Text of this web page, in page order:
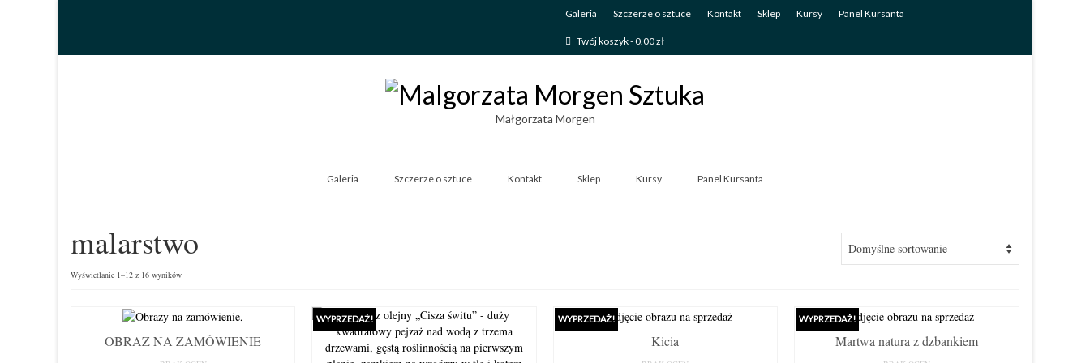
Galeria Szczerze o sztuce Kontakt Sklep Kursy Panel Kursanta
Twój koszyk-0.00zł
Małgorzata Morgen
Galeria Szczerze o sztuce Kontakt Sklep Kursy Panel Kursanta
malarstwo
Wyświetlanie 1–12 z 16 wyników
OBRAZ NA ZAMÓWIENIE
WYPRZEDAŻ! WYPRZEDAŻ!
Kicia
WYPRZEDAŻ!
Martwa natura z dzbankiem